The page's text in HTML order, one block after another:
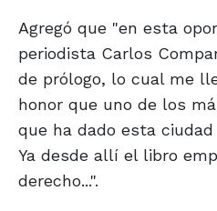
Agregó que "en esta
periodista Carlos
de prólogo, lo cual me
honor que uno de los
que ha dado esta
Ya desde allí el libro
derecho...".